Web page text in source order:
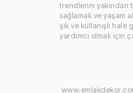
trendlerini yakından
sağlamak ve yaşam
şık ve kullanışlı hale
yardımcı olmak için